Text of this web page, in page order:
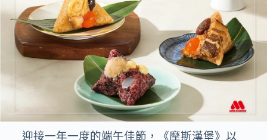
迎接一年一度的端午佳節，《摩斯漢堡》以